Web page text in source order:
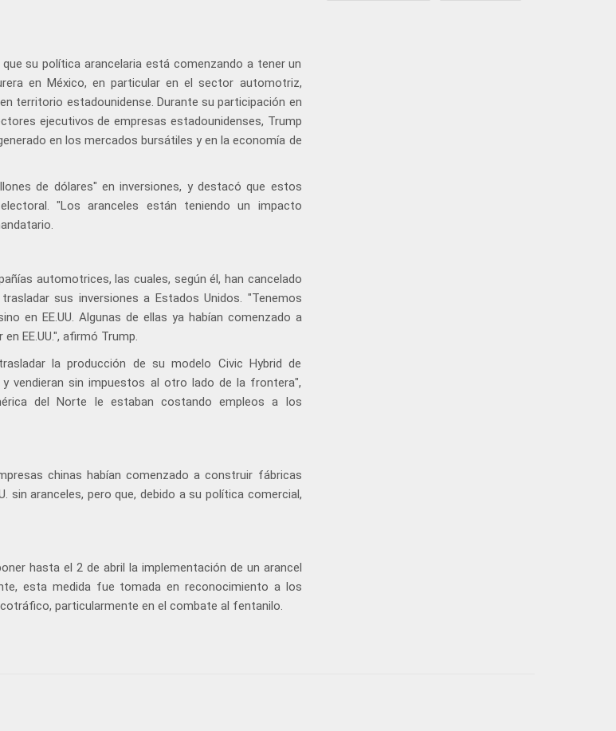
su política arancelaria está comenzando a tener un
en México, en particular en el sector automotriz,
territorio estadounidense. Durante su participación en
ejecutivos de empresas estadounidenses, Trump
en los mercados bursátiles y en la economía de
de dólares" en inversiones, y destacó que estos
"Los aranceles están teniendo un impacto
automotrices, las cuales, según él, han cancelado
sus inversiones a Estados Unidos. "Tenemos
en EE.UU. Algunas de ellas ya habían comenzado a
EE.UU.", afirmó Trump.
la producción de su modelo Civic Hybrid de
vendieran sin impuestos al otro lado de la frontera",
del Norte le estaban costando empleos a los
chinas habían comenzado a construir fábricas
sin aranceles, pero que, debido a su política comercial,
hasta el 2 de abril la implementación de un arancel
esta medida fue tomada en reconocimiento a los
particularmente en el combate al fentanilo.